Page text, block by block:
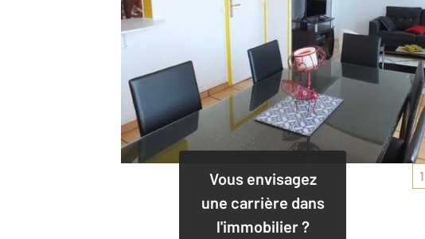
Vous envisagez
une carrière dans
l'immobilier ?
1